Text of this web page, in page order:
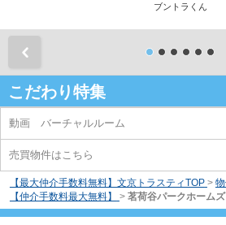
ブントラくん
こだわり特集
動画 バーチャルルーム
売買物件はこちら
【最大仲介手数料無料】文京トラスティTOP >
【仲介手数料最大無料】
> 茗荷谷パークホームズ